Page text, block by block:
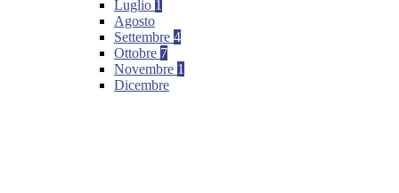
Luglio 1
Agosto
Settembre 4
Ottobre 7
Novembre 1
Dicembre